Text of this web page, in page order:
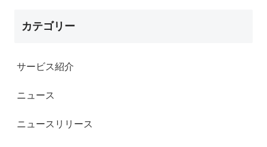
カテゴリー
サービス紹介
ニュース
ニュースリリース